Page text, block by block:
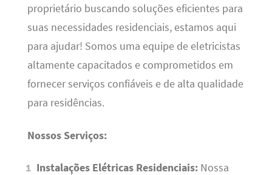
proprietário buscando soluções eficientes para
suas necessidades residenciais, estamos aqui
para ajudar! Somos uma equipe de eletricistas
altamente capacitados e comprometidos em
fornecer serviços confiáveis e de alta qualidade
para residências.
Nossos Serviços:
Instalações Elétricas Residenciais: Nossa